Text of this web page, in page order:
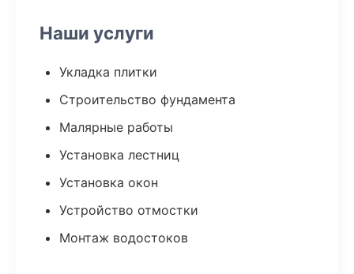
Наши услуги
Укладка плитки
Строительство фундамента
Малярные работы
Установка лестниц
Установка окон
Устройство отмостки
Монтаж водостоков